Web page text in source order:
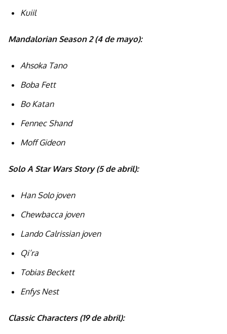
Kuiil
Mandalorian Season 2 (4 de mayo):
Ahsoka Tano
Boba Fett
Bo Katan
Fennec Shand
Moff Gideon
Solo A Star Wars Story (5 de abril):
Han Solo joven
Chewbacca joven
Lando Calrissian joven
Qi’ra
Tobias Beckett
Enfys Nest
Classic Characters (19 de abril):